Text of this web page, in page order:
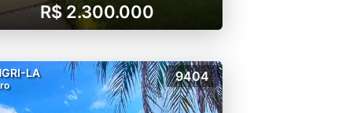
R$ 2.300.000
LA 9404